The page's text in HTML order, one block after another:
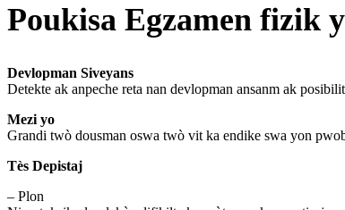
Poukisa Egzamen fizik
Devlopman Siveyans
Detekte ak anpeche reta nan devlopman ansanm ak
Mezi yo
Grandi twò dousman oswa twò vit ka endike swa yon
Tès Depistaj
– Plon